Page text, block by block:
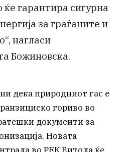
гарантира сигурна
за граѓаните и
нагласи
Божиновска.
дека природниот гас е
гориво во
документи за
Новата